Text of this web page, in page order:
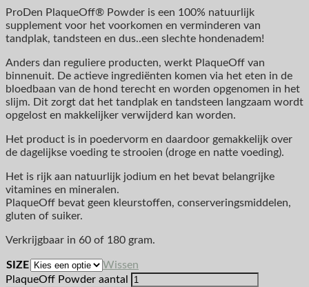
ProDen PlaqueOff® Powder is een 100% natuurlijk
supplement voor het voorkomen en verminderen van
tandplak, tandsteen en dus..een slechte hondenadem!
Anders dan reguliere producten, werkt PlaqueOff van
binnenuit. De actieve ingrediënten komen via het eten in de
bloedbaan van de hond terecht en worden opgenomen in het
slijm. Dit zorgt dat het tandplak en tandsteen langzaam wordt
opgelost en makkelijker verwijderd kan worden.
Het product is in poedervorm en daardoor gemakkelijk over
de dagelijkse voeding te strooien (droge en natte voeding).
Het is rijk aan natuurlijk jodium en het bevat belangrijke
vitamines en mineralen.
PlaqueOff bevat geen kleurstoffen, conserveringsmiddelen,
gluten of suiker.
Verkrijgbaar in 60 of 180 gram.
SIZE
Wissen
PlaqueOff Powder aantal